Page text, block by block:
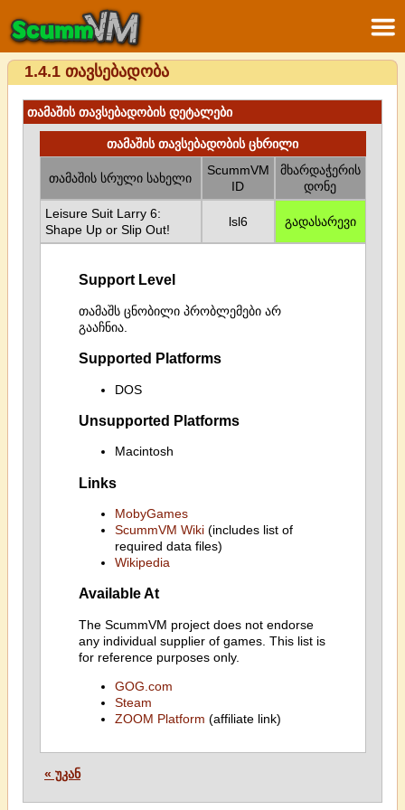
1.4.1 თავსებადობა
თამაშის თავსებადობის დეტალები
თამაშის თავსებადობის ცხრილი
თამაშის სრული სახელი
ScummVM
ID
მხარდაჭერის
დონე
Leisure Suit Larry 6:
Shape Up or Slip Out!
lsl6 გადასარევი
Support Level
თამაშს ცნობილი პრობლემები არ
გააჩნია.
Supported Platforms
DOS
Unsupported Platforms
Macintosh
Links
MobyGames
ScummVM Wiki(includes list of
required data files)
Wikipedia
Available At
The ScummVM project does not endorse
any individual supplier of games. This list is
for reference purposes only.
GOG.com
Steam
ZOOM Platform (affiliate link)
« უკან